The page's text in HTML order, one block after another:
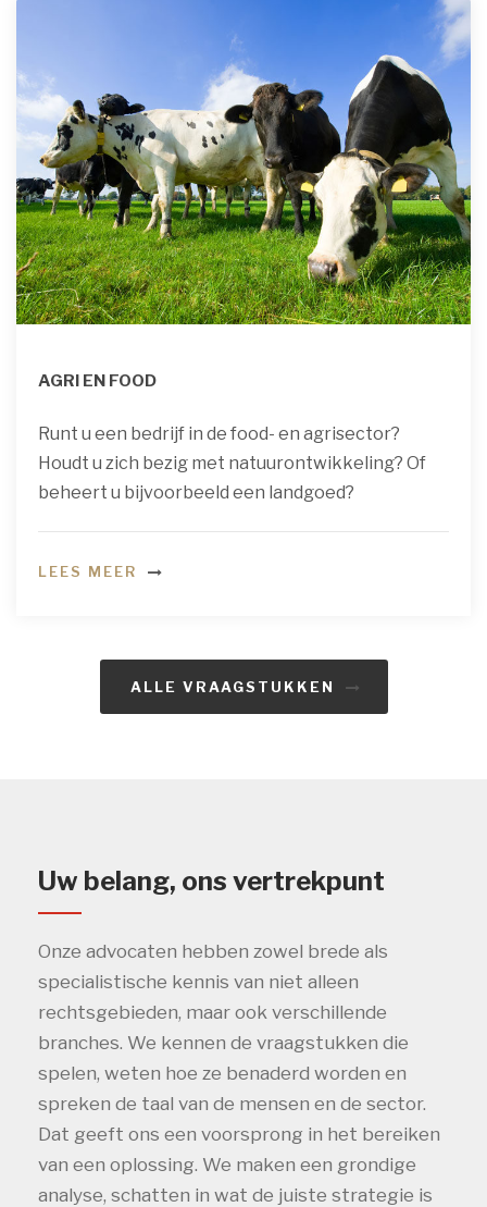
AGRI EN FOOD
Runt u een bedrijf in de food- en agrisector?
Houdt u zich bezig met natuurontwikkeling? Of
beheert u bijvoorbeeld een landgoed?
LEES MEER
ALLE VRAAGSTUKKEN
Uw belang, ons vertrekpunt
Onze advocaten hebben zowel brede als
specialistische kennis van niet alleen
rechtsgebieden, maar ook verschillende
branches. We kennen de vraagstukken die
spelen, weten hoe ze benaderd worden en
spreken de taal van de mensen en de sector.
Dat geeft ons een voorsprong in het bereiken
van een oplossing. We maken een grondige
analyse, schatten in wat de juiste strategie is